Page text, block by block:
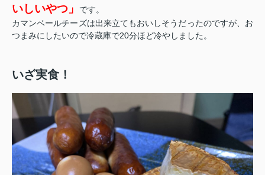
いしいやつ」
です。
カマンベールチーズは出来立てもおいしそうだったのですが、お
つまみにしたいので冷蔵庫で20分ほど冷やしました。
いざ実食！